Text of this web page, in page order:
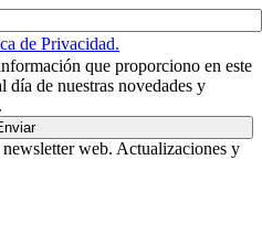
de Privacidad.
que proporciono en este
día de nuestras novedades y